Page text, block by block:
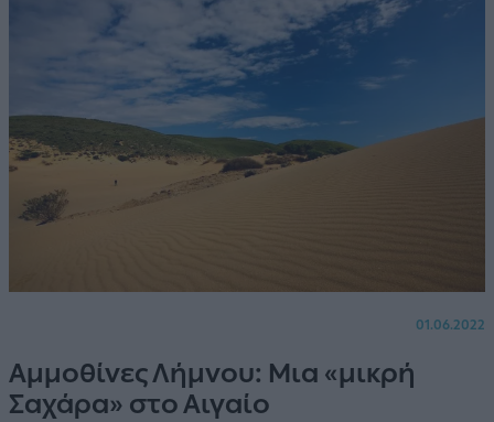
01.06.2022
Αμμοθίνες Λήμνου: Μια «μικρή
Σαχάρα» στο Αιγαίο